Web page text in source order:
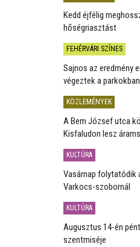
Kedd éjfélig
hőségriasztást
FEHÉRVÁRI SZÍNES
Sajnos az eredmény
végeztek a parkokban
KÖZLEMÉNYEK
A Bem József utca
Kisfaludon lesz
KULTÚRA
Vasárnap folytatódik
Varkocs-szobornál
KULTÚRA
Augusztus 14-én
szentmiséje